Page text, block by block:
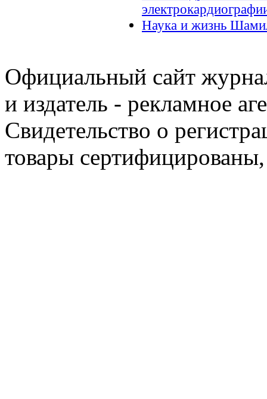
Наука и жизнь
Официальный сайт
и издатель - рекламное
Свидетельство о
товары